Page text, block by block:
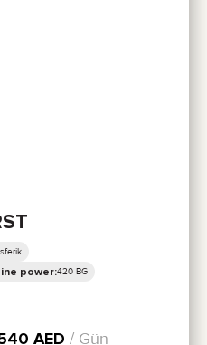
power:420 BG
AED / Gün